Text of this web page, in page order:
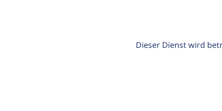
Dieser Dienst wird